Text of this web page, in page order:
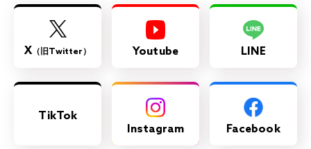
X（旧Twitter） Youtube LINE
TikTok
Instagram
Facebook